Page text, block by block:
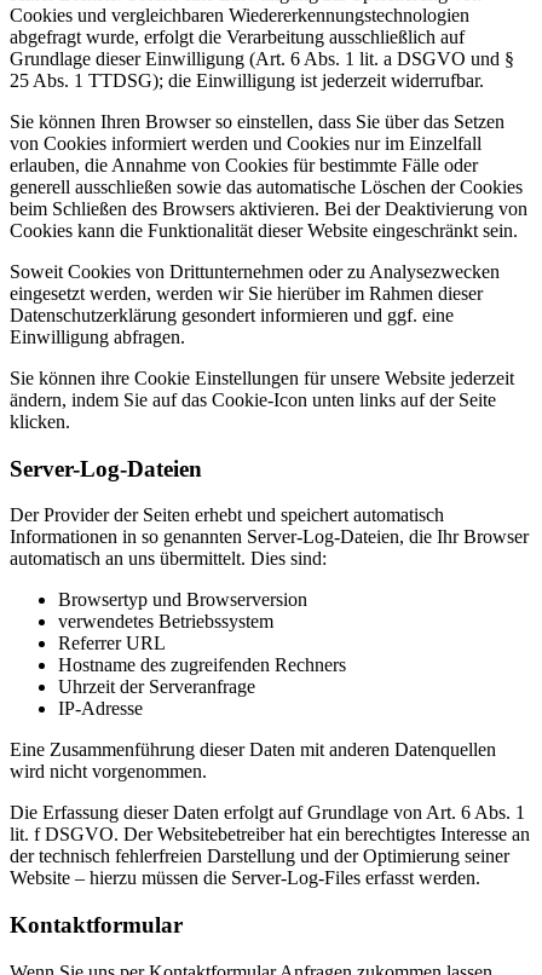
Cookies und vergleichbaren Wiedererkennungstechnologien
abgefragt wurde, erfolgt die Verarbeitung ausschließlich auf
Grundlage dieser Einwilligung (Art. 6 Abs. 1 lit. a DSGVO und §
25 Abs. 1 TTDSG); die Einwilligung ist jederzeit widerrufbar.
Sie können Ihren Browser so einstellen, dass Sie über das Setzen
von Cookies informiert werden und Cookies nur im Einzelfall
erlauben, die Annahme von Cookies für bestimmte Fälle oder
generell ausschließen sowie das automatische Löschen der Cookies
beim Schließen des Browsers aktivieren. Bei der Deaktivierung von
Cookies kann die Funktionalität dieser Website eingeschränkt sein.
Soweit Cookies von Drittunternehmen oder zu Analysezwecken
eingesetzt werden, werden wir Sie hierüber im Rahmen dieser
Datenschutzerklärung gesondert informieren und ggf. eine
Einwilligung abfragen.
Sie können ihre Cookie Einstellungen für unsere Website jederzeit
ändern, indem Sie auf das Cookie-Icon unten links auf der Seite
klicken.
Server-Log-Dateien
Der Provider der Seiten erhebt und speichert automatisch
Informationen in so genannten Server-Log-Dateien, die Ihr Browser
automatisch an uns übermittelt. Dies sind:
Browsertyp und Browserversion
verwendetes Betriebssystem
Referrer URL
Hostname des zugreifenden Rechners
Uhrzeit der Serveranfrage
IP-Adresse
Eine Zusammenführung dieser Daten mit anderen Datenquellen
wird nicht vorgenommen.
Die Erfassung dieser Daten erfolgt auf Grundlage von Art. 6 Abs. 1
lit. f DSGVO. Der Websitebetreiber hat ein berechtigtes Interesse an
der technisch fehlerfreien Darstellung und der Optimierung seiner
Website – hierzu müssen die Server-Log-Files erfasst werden.
Kontaktformular